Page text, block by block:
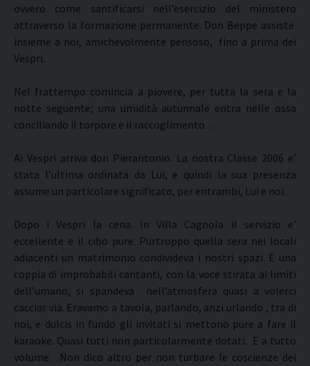
ovvero come santificarsi nell’esercizio del ministero
attraverso la formazione permanente. Don Beppe assiste
insieme a noi, amichevolmente pensoso, fino a prima dei
Vespri.
Nel frattempo comincia a piovere, per tutta la sera e la
notte seguente; una umidità autunnale entra nelle ossa
conciliando il torpore e il raccoglimento…
Ai Vespri arriva don Pierantonio. La nostra Classe 2006 e’
stata l’ultima ordinata da Lui, e quindi la sua presenza
assume un particolare significato, per entrambi, Lui e noi.
Dopo i Vespri la cena. In Villa Cagnola il servizio e’
eccellente e il cibo pure. Purtroppo quella sera nei locali
adiacenti un matrimonio condivideva i nostri spazi. E una
coppia di improbabili cantanti, con la voce stirata ai limiti
dell’umano, si spandeva nell’atmosfera quasi a volerci
cacciar via. Eravamo a tavola, parlando, anzi urlando , tra di
noi, e dulcis in fundo gli invitati si mettono pure a fare il
karaoke. Quasi tutti non particolarmente dotati. E a tutto
volume. Non dico altro per non turbare le coscienze dei